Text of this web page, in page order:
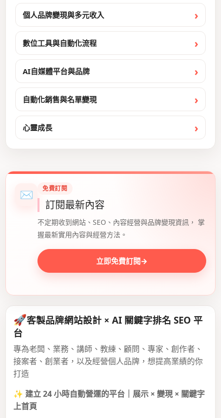
個人品牌變現與多元收入
數位工具與自動化流程
AI自媒體平台與品牌
自動化銷售與名單變現
心靈成長
✉ 免費訂閱
訂閱最新內容
不定期收到網站、SEO、內容經營與品牌變現資訊， 掌
握最新實用內容與經營方法。
立即免費訂閱→
🚀客製品牌網站設計 × AI 關鍵字排名 SEO 平
台
專為老闆、業務、講師、教練、顧問、專家、創作者、
接案者、創業者，以及經營個人品牌，想提高業績的你
打造
✨ 建立 24 小時自動營運的平台｜展示 × 變現 × 關鍵字
上首頁